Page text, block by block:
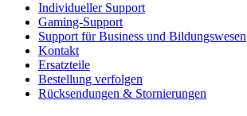
Individueller Support
Gaming-Support
Support für Business und Bildungswesen
Kontakt
Ersatzteile
Bestellung verfolgen
Rücksendungen & Stornierungen